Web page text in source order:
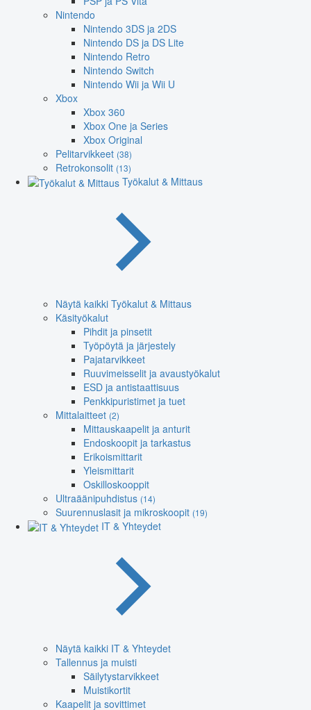
Nintendo
Nintendo 3DS ja 2DS
Nintendo DS ja DS Lite
Nintendo Retro
Nintendo Switch
Nintendo Wii ja Wii U
Xbox
Xbox 360
Xbox One ja Series
Xbox Original
Pelitarvikkeet (38)
Retrokonsolit (13)
Työkalut & Mittaus
Näytä kaikki Työkalut & Mittaus
Käsityökalut
Pihdit ja pinsetit
Työpöytä ja järjestely
Pajatarvikkeet
Ruuvimeisselit ja avaustyökalut
ESD ja antistaattisuus
Penkkipuristimet ja tuet
Mittalaitteet (2)
Mittauskaapelit ja anturit
Endoskoopit ja tarkastus
Erikoismittarit
Yleismittarit
Oskilloskooppit
Ultraäänipuhdistus (14)
Suurennuslasit ja mikroskoopit (19)
IT & Yhteydet
Näytä kaikki IT & Yhteydet
Tallennus ja muisti
Säilytystarvikkeet
Muistikortit
Kaapelit ja sovittimet